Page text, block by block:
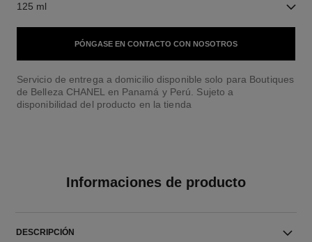
125 ml
PÓNGASE EN CONTACTO CON NOSOTROS
Servicio de entrega a domicilio disponible solo para Boutiques
de Belleza CHANEL en Panamá y Perú. Sujeto a
disponibilidad del producto en la tienda
Informaciones de producto
DESCRIPCIÓN